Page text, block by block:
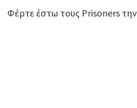
Φέρτε έστω τους Prisoners